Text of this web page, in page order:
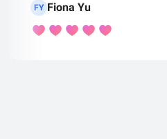
FY Fiona Yu